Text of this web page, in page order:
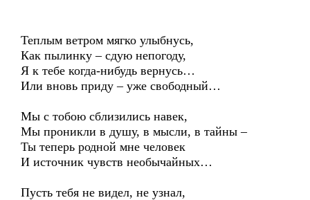
Теплым ветром мягко улыбнусь,
Как пылинку – сдую непогоду,
Я к тебе когда-нибудь вернусь…
Или вновь приду – уже свободный…
Мы с тобою сблизились навек,
Мы проникли в душу, в мысли, в тайны –
Ты теперь родной мне человек
И источник чувств необычайных…
Пусть тебя не видел, не узнал,